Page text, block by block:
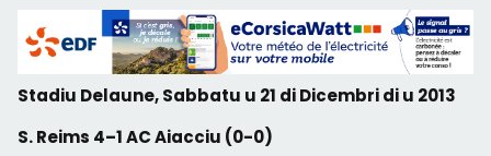
Stadiu Delaune, Sabbatu u 21 di Dicembri di u 2013
S. Reims 4–1 AC Aiacciu (0-0)